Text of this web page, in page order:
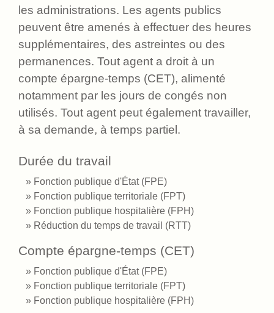
les administrations. Les agents publics
peuvent être amenés à effectuer des heures
supplémentaires, des astreintes ou des
permanences. Tout agent a droit à un
compte épargne-temps (CET), alimenté
notamment par les jours de congés non
utilisés. Tout agent peut également travailler,
à sa demande, à temps partiel.
Durée du travail
Fonction publique d'État (FPE)
Fonction publique territoriale (FPT)
Fonction publique hospitalière (FPH)
Réduction du temps de travail (RTT)
Compte épargne-temps (CET)
Fonction publique d'État (FPE)
Fonction publique territoriale (FPT)
Fonction publique hospitalière (FPH)